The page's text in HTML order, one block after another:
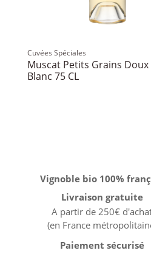
Cuvées Spéciales
Muscat Petits Grains Doux
Blanc 75 CL
Vignoble bio 100%
Livraison gratuite
A partir de 250€
(en France
Paiement sécurisé